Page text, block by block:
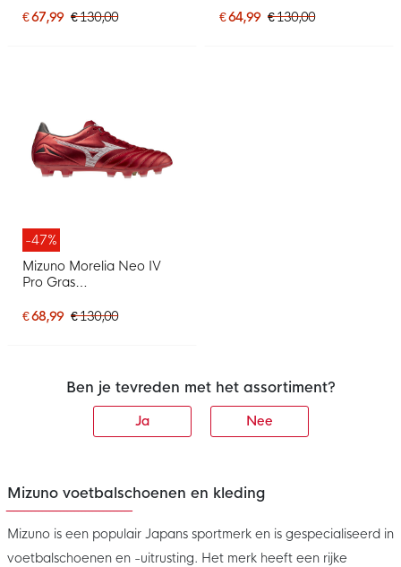
Wit Roze
€ 67,99 € 130,00
Zwart Zilver
€ 64,99 € 130,00
-47%
Mizuno Morelia Neo IV
Pro Gras
Rood Zilver Zwart
€ 68,99 € 130,00
Ben je tevreden met het assortiment?
Ja Nee
Mizuno voetbalschoenen en kleding
Mizuno is een populair Japans sportmerk en is gespecialiseerd in
voetbalschoenen en -uitrusting. Het merk heeft een rijke